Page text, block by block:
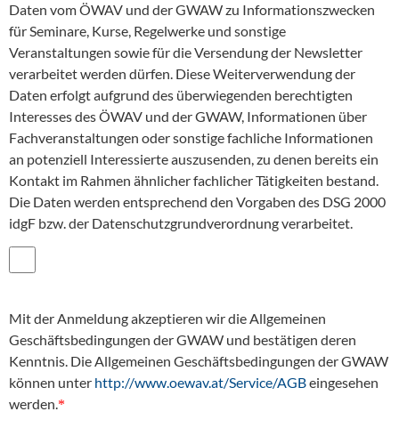
Daten vom ÖWAV und der GWAW zu Informationszwecken
für Seminare, Kurse, Regelwerke und sonstige
Veranstaltungen sowie für die Versendung der Newsletter
verarbeitet werden dürfen. Diese Weiterverwendung der
Daten erfolgt aufgrund des überwiegenden berechtigten
Interesses des ÖWAV und der GWAW, Informationen über
Fachveranstaltungen oder sonstige fachliche Informationen
an potenziell Interessierte auszusenden, zu denen bereits ein
Kontakt im Rahmen ähnlicher fachlicher Tätigkeiten bestand.
Die Daten werden entsprechend den Vorgaben des DSG 2000
idgF bzw. der Datenschutzgrundverordnung verarbeitet.
Mit der Anmeldung akzeptieren wir die Allgemeinen
Geschäftsbedingungen der GWAW und bestätigen deren
Kenntnis. Die Allgemeinen Geschäftsbedingungen der GWAW
können unter http://www.oewav.at/Service/AGBeingesehen
werden.*